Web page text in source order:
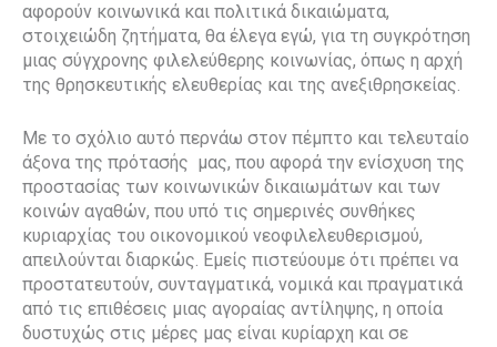
αφορούν κοινωνικά και πολιτικά δικαιώματα,
στοιχειώδη ζητήματα, θα έλεγα εγώ, για τη συγκρότηση
μιας σύγχρονης φιλελεύθερης κοινωνίας, όπως η αρχή
της θρησκευτικής ελευθερίας και της ανεξιθρησκείας.
Με το σχόλιο αυτό περνάω στον πέμπτο και τελευταίο
άξονα της πρότασής μας, που αφορά την ενίσχυση της
προστασίας των κοινωνικών δικαιωμάτων και των
κοινών αγαθών, που υπό τις σημερινές συνθήκες
κυριαρχίας του οικονομικού νεοφιλελευθερισμού,
απειλούνται διαρκώς. Εμείς πιστεύουμε ότι πρέπει να
προστατευτούν, συνταγματικά, νομικά και πραγματικά
από τις επιθέσεις μιας αγοραίας αντίληψης, η οποία
δυστυχώς στις μέρες μας είναι κυρίαρχη και σε